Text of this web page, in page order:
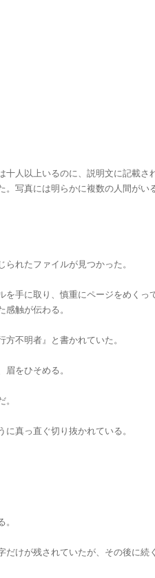
人以上いるのに、説明文に記載さ
。写真には明らかに複数の人間がい
れたファイルが見つかった。
手に取り、慎重にページをめくっ
触が伝わる。
不明者』と書かれていた。
をひそめる。
真っ直ぐ切り抜かれている。
けが残されていたが、その後に続